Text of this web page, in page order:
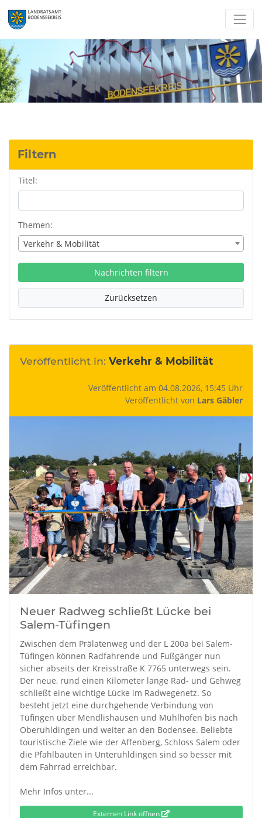
Filtern
Titel:
Themen:
Verkehr & Mobilität
Nachrichten filtern
Zurücksetzen
Veröffentlicht in: Verkehr & Mobilität
Veröffentlicht am 04.08.2026, 15:45 Uhr
Veröffentlicht von Lars Gäbler
Neuer Radweg schließt Lücke bei
Salem-Tüfingen
Zwischen dem Prälatenweg und der L 200a bei Salem-
Tüfingen können Radfahrende und Fußgänger nun
sicher abseits der Kreisstraße K 7765 unterwegs sein.
Der neue, rund einen Kilometer lange Rad- und Gehweg
schließt eine wichtige Lücke im Radwegenetz. So
besteht jetzt eine durchgehende Verbindung von
Tüfingen über Mendlishausen und Mühlhofen bis nach
Oberuhldingen und weiter an den Bodensee. Beliebte
touristische Ziele wie der Affenberg, Schloss Salem oder
die Pfahlbauten in Unteruhldingen sind so besser mit
dem Fahrrad erreichbar.
Mehr Infos unter...
Externen Link öffnen